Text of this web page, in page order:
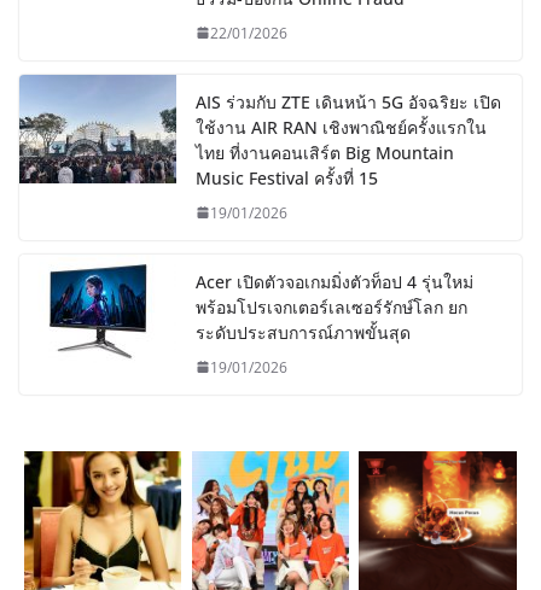
22/01/2026
AIS ร่วมกับ ZTE เดินหน้า 5G อัจฉริยะ เปิด
ใช้งาน AIR RAN เชิงพาณิชย์ครั้งแรกใน
ไทย ที่งานคอนเสิร์ต Big Mountain
Music Festival ครั้งที่ 15
19/01/2026
Acer เปิดตัวจอเกมมิ่งตัวท็อป 4 รุ่นใหม่
พร้อมโปรเจกเตอร์เลเซอร์รักษ์โลก ยก
ระดับประสบการณ์ภาพขั้นสุด
19/01/2026